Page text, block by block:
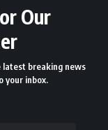
Our
latest breaking news
your inbox.